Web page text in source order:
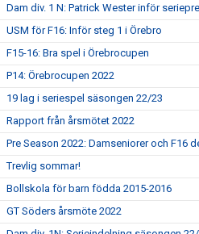
Dam div. 1 N: Patrick Wester inför
USM för F16: Inför steg 1 i Örebro
F15-16: Bra spel i Örebrocupen
P14: Örebrocupen 2022
19 lag i seriespel säsongen 22/23
Rapport från årsmötet 2022
Pre Season 2022: Damseniorer och F16
Trevlig sommar!
Bollskola för barn födda 2015-2016
GT Söders årsmöte 2022